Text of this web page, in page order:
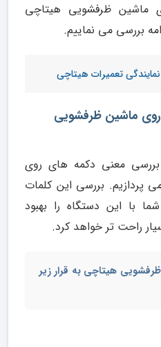
ماشین ظرفشویی هیتاچی
بررسی می نماییم.
نمایندگی تعمیرات هیتاچی
ماشین ظرفشویی
معنی دکمه های روی
بررسی این کلمات
با این دستگاه را بهبود
راحت تر خواهد کرد.
هیتاچی به قرار زیر